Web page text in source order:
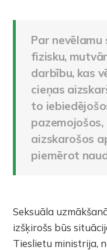
Par
fizisku,
darbību, kas
cieņas
to
aizskarošos
piemērot
Seksuāla
izšķirošs būs
Tieslietu ministrija,